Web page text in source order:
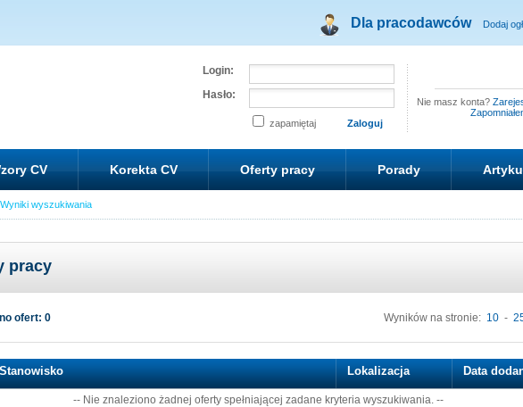
Dla pracodawców Dodaj
Login:
Hasło:
zapamiętaj
Nie masz konta?
CV Korekta CV Oferty pracy Porady
Wyniki wyszukiwania
pracy
ofert: 0 Wyników na stronie: 10 -
Stanowisko Lokalizacja Data
-- Nie znaleziono żadnej oferty spełniającej zadane kryteria wyszukiwania. --